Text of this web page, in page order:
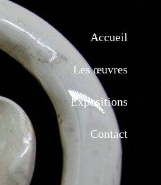
Accueil
Les œuvres
Expositions
Contact